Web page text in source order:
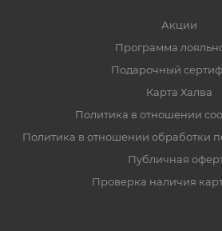
Акции
Программа
Подарочный
Карта Халва
Политика в отношении
Политика в отношении обработки
Публичная
Проверка наличия